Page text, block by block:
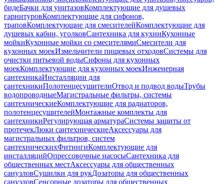
бидеБачки для унитазовКомплектующие для душевых
гарнитуровКомплектующие для сифонов,
траповКомплектующие для смесителейКомплектующие для
душевых кабин, уголковСантехника для кухниКухонные
мойкиКухонные мойки со смесителямиСмесители для
кухонных моекИзмельчители пищевых отходовСистемы для
очистки питьевой водыСифоны для кухонных
моекКомплектующие для кухонных моекИнженерная
сантехникаИнсталляции для
сантехникиПолотенцесушителиОтвод и подвод водыТрубы
водопроводныеМагистральные фильтры, системы
сантехническиеКомплектующие для радиаторов,
полотенцесушителейМонтажные комплекты для
сантехникиРегулирующая арматураСистемы защиты от
протечекЛюки сантехническиеАксессуары для
магистральных фильтров, систем
сантехническихФитингиКомплектующие для
инсталляцийОпрессовочные насосыСантехника для
общественных местАксессуары для общественных
санузловСушилки для рукДозаторы для общественных
санузловСенсорные дозаторы для общественных